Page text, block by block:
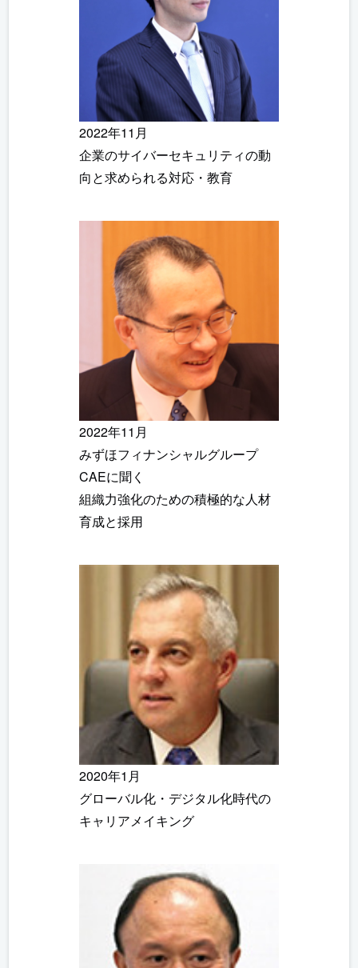
2022年11月
企業のサイバーセキュリティの動
向と求められる対応・教育
2022年11月
みずほフィナンシャルグループ
CAEに聞く
組織力強化のための積極的な人材
育成と採用
2020年1月
グローバル化・デジタル化時代の
キャリアメイキング